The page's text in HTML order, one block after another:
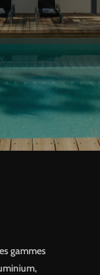
gammes